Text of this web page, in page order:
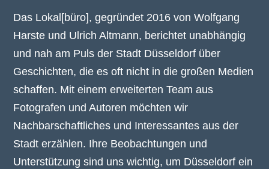
Das Lokal[büro], gegründet 2016 von Wolfgang
Harste und Ulrich Altmann, berichtet unabhängig
und nah am Puls der Stadt Düsseldorf über
Geschichten, die es oft nicht in die großen Medien
schaffen. Mit einem erweiterten Team aus
Fotografen und Autoren möchten wir
Nachbarschaftliches und Interessantes aus der
Stadt erzählen. Ihre Beobachtungen und
Unterstützung sind uns wichtig, um Düsseldorf ein